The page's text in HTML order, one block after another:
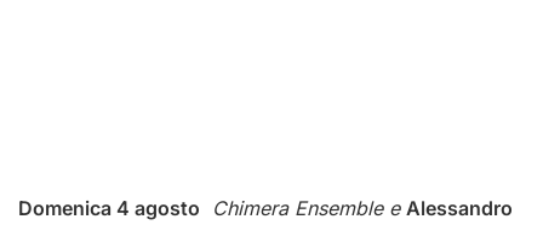
Domenica 4 agosto Chimera Ensemble e Alessandro